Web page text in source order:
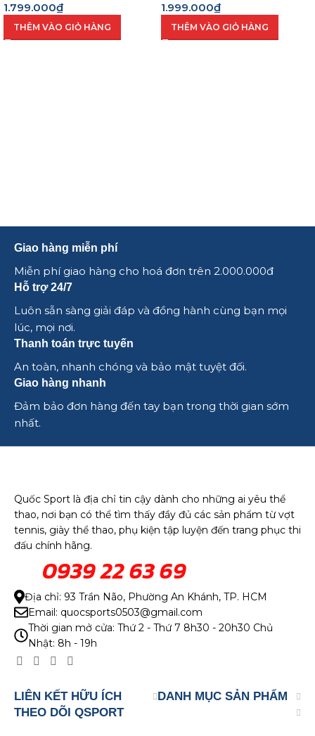
1.799.000₫
THÊM VÀO GIỎ HÀNG
(Wr8030901001)
1.999.000₫
THÊM VÀO GIỎ HÀNG
Giao hàng miễn phí
Miễn phí giao hàng cho hoá đơn trên 2.000.000đ
Hỗ trợ 24/7
Luôn sẵn sàng giải đáp và đồng hành cùng bạn mọi
lúc, mọi nơi.
Thanh toán trực tuyến
An toàn, nhanh chóng và bảo mật tuyệt đối.
Giao hàng nhanh
Đảm bảo đơn hàng đến tay bạn trong thời gian sớm
nhất.
Quốc Sport là địa chỉ tin cậy dành cho những ai yêu thể
thao, nơi bạn có thể tìm thấy đầy đủ các sản phẩm từ vợt
tennis, giày thể thao, phụ kiện tập luyện đến trang phục thi
đấu chính hãng.
0939 22 63 69
Địa chỉ: 93 Trần Não, Phường An Khánh, TP. HCM
Email: quocsports0503@gmail.com
Thời gian mở cửa: Thứ 2 - Thứ 7 8h30 - 20h30 Chủ
Nhật: 8h - 19h
LIÊN KẾT HỮU ÍCH
DANH MỤC SẢN PHẨM
THEO DÕI QSPORT